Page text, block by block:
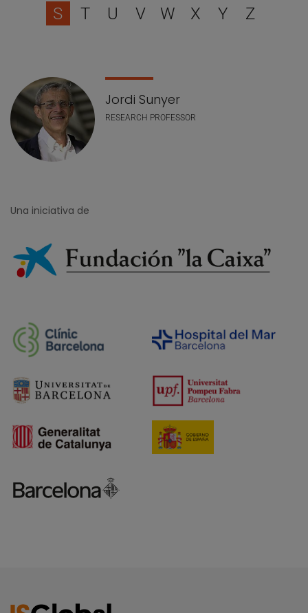
S
T U V W X Y Z
Lista de personal
Jordi Sunyer
RESEARCH PROFESSOR
Una iniciativa de